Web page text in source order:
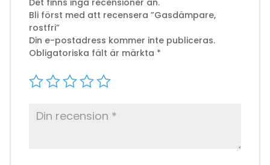
Det finns inga recensioner än.
Bli först med att recensera ”Gasdämpare,
rostfri”
Din e-postadress kommer inte publiceras.
Obligatoriska fält är märkta *